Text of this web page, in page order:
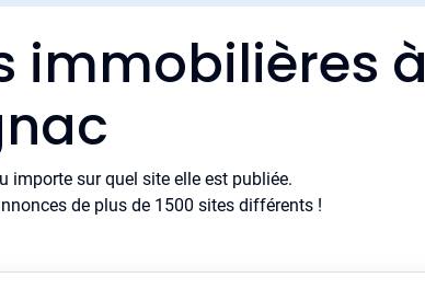
immobilières à
importe sur quel site elle est publiée.
de plus de 1500 sites différents !